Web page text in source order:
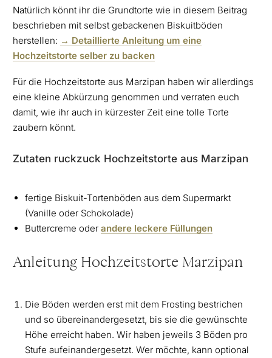
Natürlich könnt ihr die Grundtorte wie in diesem Beitrag
beschrieben mit selbst gebackenen Biskuitböden
herstellen: → Detaillierte Anleitung um eine
Hochzeitstorte selber zu backen
Für die Hochzeitstorte aus Marzipan haben wir allerdings
eine kleine Abkürzung genommen und verraten euch
damit, wie ihr auch in kürzester Zeit eine tolle Torte
zaubern könnt.
Zutaten ruckzuck Hochzeitstorte aus Marzipan
fertige Biskuit-Tortenböden aus dem Supermarkt
(Vanille oder Schokolade)
Buttercreme oder andere leckere Füllungen
Anleitung Hochzeitstorte Marzipan
Die Böden werden erst mit dem Frosting bestrichen
und so übereinandergesetzt, bis sie die gewünschte
Höhe erreicht haben. Wir haben jeweils 3 Böden pro
Stufe aufeinandergesetzt. Wer möchte, kann optional